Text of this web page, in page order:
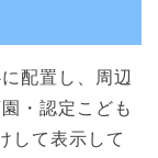
配置し、周辺
・認定こども
して表示して